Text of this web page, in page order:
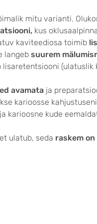
mitu varianti.
kus
kaviteediosa toimib
langeb suurem
(ulatuslik
avamata ja
karioosse
ja karioosne kude
ulatub, seda raskem